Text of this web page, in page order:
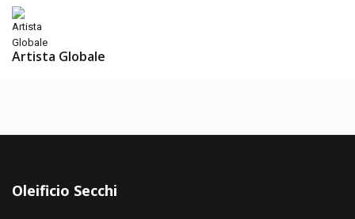
Artista Globale
Oleificio Secchi